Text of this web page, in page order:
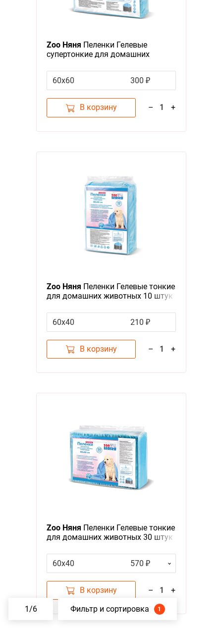
Zoo Няня Пеленки Гелевые
супертонкие для домашних
60х60
300 ₽
В корзину – 1 +
Zoo Няня Пеленки Гелевые тонкие
для домашних животных 10 штук
60х40 210 ₽
В корзину – 1 +
Zoo Няня Пеленки Гелевые тонкие
для домашних животных 30 штук
60х40 570 ₽
В корзину – 1
+
1/6 Фильтр и сортировка 1